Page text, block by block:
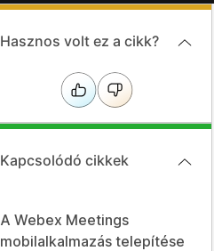
Hasznos volt ez a cikk?
Kapcsolódó cikkek
A Webex Meetings
mobilalkalmazás telepítése